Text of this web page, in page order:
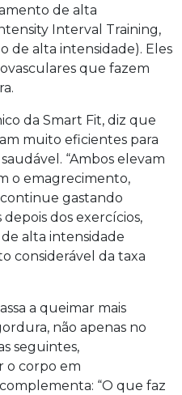
de alta
Interval Training,
de alta intensidade). Eles
que fazem
da Smart Fit, diz que
muito eficientes para
“Ambos elevam
o emagrecimento,
gastando
dos exercícios,
alta intensidade
considerável da taxa
a queimar mais
não apenas no
seguintes,
o corpo em
“O que faz